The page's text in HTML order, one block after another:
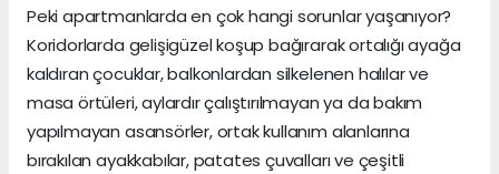
Peki apartmanlarda en çok hangi sorunlar yaşanıyor?
Koridorlarda gelişigüzel koşup bağırarak ortalığı ayağa
kaldıran çocuklar, balkonlardan silkelenen halılar ve
masa örtüleri, aylardır çalıştırılmayan ya da bakım
yapılmayan asansörler, ortak kullanım alanlarına
bırakılan ayakkabılar, patates çuvalları ve çeşitli